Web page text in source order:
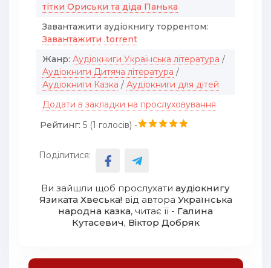
тітки Ориськи та діда Панька
Завантажити аудіокнигу торрентом:
Завантажити .torrent
Жанр: Аудіокниги Українська література /
Аудіокниги Дитяча література /
Аудіокниги Казка / Аудіокниги для дітей
Додати в закладки на прослуховування
Рейтинг: 5 (1 голосів) -
Поділитися:
Ви зайшли щоб прослухати аудіокнигу
Язиката Хвеська!від автора Українська
народна казка, читає її - Галина
Кутасевич, Віктор Добряк